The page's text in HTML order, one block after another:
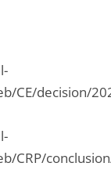
CE/decision/
CRP/